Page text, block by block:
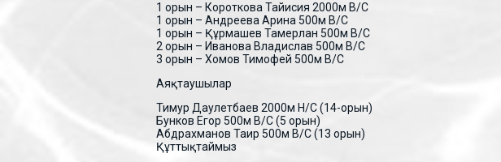
1 орын – Короткова Тайисия 2000м В/С
1 орын – Андреева Арина 500м В/С
1 орын – Құрмашев Тамерлан 500м В/С
2 орын – Иванова Владислав 500м В/С
3 орын – Хомов Тимофей 500м В/С
Аяқтаушылар
Тимур Даулетбаев 2000м H/C (14-орын)
Бунков Егор 500м В/С (5 орын)
Абдрахманов Таир 500м В/С (13 орын)
Құттықтаймыз